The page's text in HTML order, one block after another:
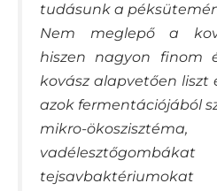
tudásunk a
Nem meglepő a
hiszen nagyon finom
kovász alapvetően liszt
azok fermentációjából
mikro-